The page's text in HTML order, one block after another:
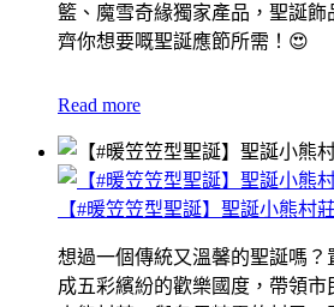
籃、魔雪奇緣獨家產品，聖誕飾
齊你想要嘅聖誕應節所需！😍
Read more
【#暖笠笠型聖誕】聖誕小熊村
想過一個傳統又溫馨的聖誕嗎？
成五彩繽紛的歡樂國度，帶領